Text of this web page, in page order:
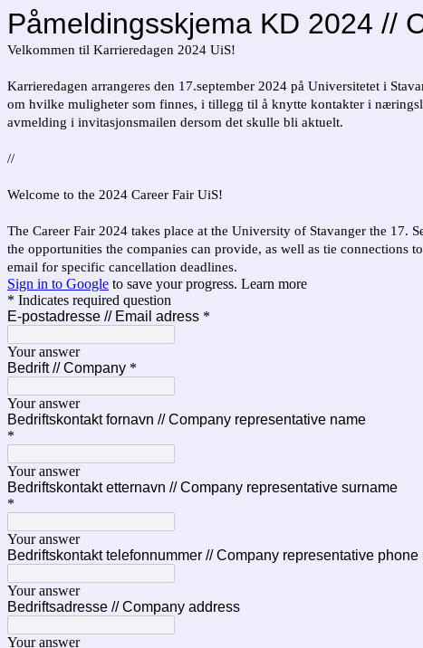
Påmeldingsskjema KD 2024 //
Velkommen til Karrieredagen 2024 UiS!
Karrieredagen arrangeres den 17.september 2024 på Universitetet i
om hvilke muligheter som finnes, i tillegg til å knytte kontakter i
avmelding i invitasjonsmailen dersom det skulle bli aktuelt.
//
Welcome to the 2024 Career Fair UiS!
The Career Fair 2024 takes place at the University of Stavanger the 17.
the opportunities the companies can provide, as well as tie
email for specific cancellation deadlines.
Sign in to Google to save your progress. Learn more
* Indicates required question
E-postadresse // Email adress *
Your answer
Bedrift // Company *
Your answer
Bedriftskontakt fornavn // Company representative name
*
Your answer
Bedriftskontakt etternavn // Company representative surname
*
Your answer
Bedriftskontakt telefonnummer // Company representative phone
Your answer
Bedriftsadresse // Company address
Your answer